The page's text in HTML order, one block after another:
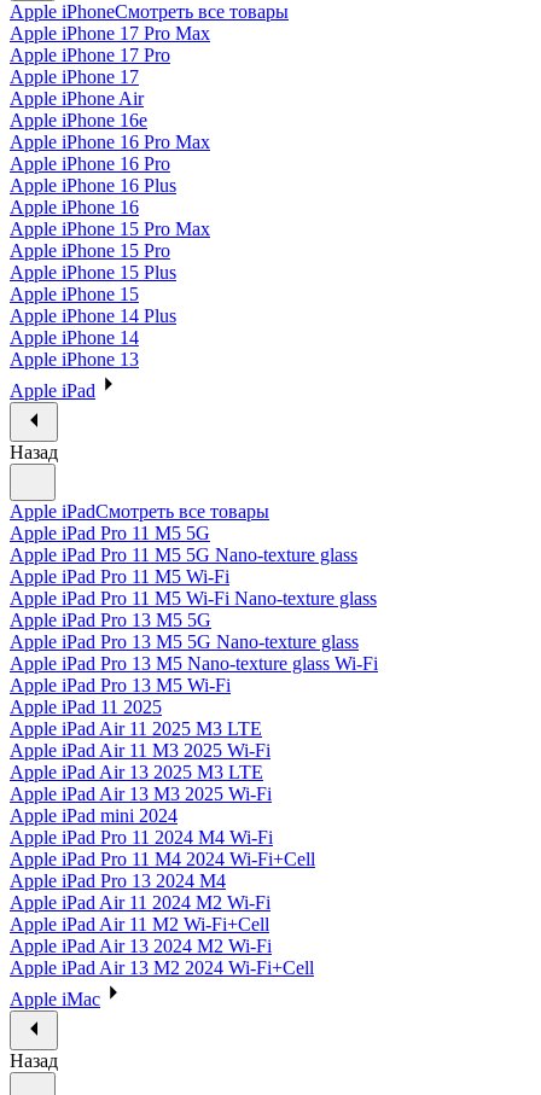
Apple iPhoneСмотреть все товары
Apple iPhone 17 Pro Max
Apple iPhone 17 Pro
Apple iPhone 17
Apple iPhone Air
Apple iPhone 16e
Apple iPhone 16 Pro Max
Apple iPhone 16 Pro
Apple iPhone 16 Plus
Apple iPhone 16
Apple iPhone 15 Pro Max
Apple iPhone 15 Pro
Apple iPhone 15 Plus
Apple iPhone 15
Apple iPhone 14 Plus
Apple iPhone 14
Apple iPhone 13
Apple iPad
Назад
Apple iPadСмотреть все товары
Apple iPad Pro 11 M5 5G
Apple iPad Pro 11 M5 5G Nano-texture glass
Apple iPad Pro 11 M5 Wi-Fi
Apple iPad Pro 11 M5 Wi-Fi Nano-texture glass
Apple iPad Pro 13 M5 5G
Apple iPad Pro 13 M5 5G Nano-texture glass
Apple iPad Pro 13 M5 Nano-texture glass Wi-Fi
Apple iPad Pro 13 M5 Wi-Fi
Apple iPad 11 2025
Apple iPad Air 11 2025 M3 LTE
Apple iPad Air 11 M3 2025 Wi-Fi
Apple iPad Air 13 2025 M3 LTE
Apple iPad Air 13 M3 2025 Wi-Fi
Apple iPad mini 2024
Apple iPad Pro 11 2024 M4 Wi-Fi
Apple iPad Pro 11 M4 2024 Wi-Fi+Cell
Apple iPad Pro 13 2024 M4
Apple iPad Air 11 2024 M2 Wi-Fi
Apple iPad Air 11 M2 Wi-Fi+Cell
Apple iPad Air 13 2024 M2 Wi-Fi
Apple iPad Air 13 M2 2024 Wi-Fi+Cell
Apple iMac
Назад